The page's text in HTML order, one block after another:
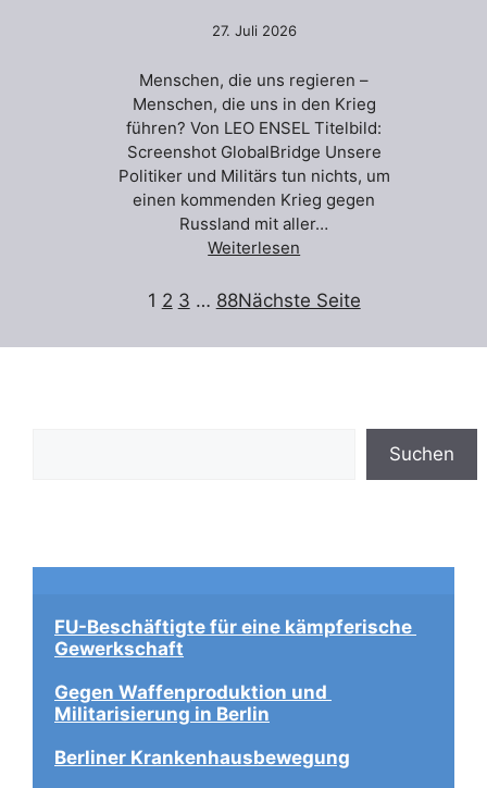
27. Juli 2026
Menschen, die uns regieren –
Menschen, die uns in den Krieg
führen? Von LEO ENSEL Titelbild:
Screenshot GlobalBridge Unsere
Politiker und Militärs tun nichts, um
einen kommenden Krieg gegen
Russland mit aller…
Weiterlesen
1 2 3 … 88Nächste Seite
Suchen
FU-Beschäftigte für eine kämpferische
Gewerkschaft
Gegen Waffenproduktion und
Militarisierung in Berlin
Berliner Krankenhausbewegung